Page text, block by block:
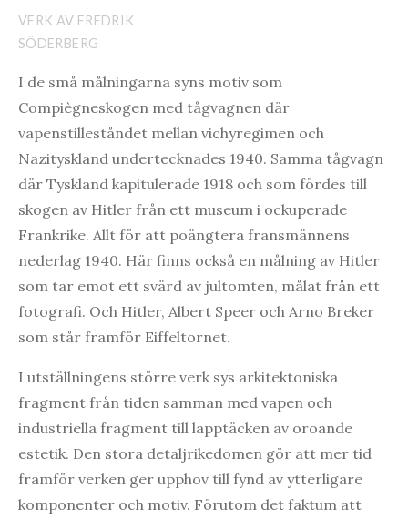
VERK AV FREDRIK
SÖDERBERG
I de små målningarna syns motiv som
Compiègneskogen med tågvagnen där
vapenstilleståndet mellan vichyregimen och
Nazityskland undertecknades 1940. Samma tågvagn
där Tyskland kapitulerade 1918 och som fördes till
skogen av Hitler från ett museum i ockuperade
Frankrike. Allt för att poängtera fransmännens
nederlag 1940. Här finns också en målning av Hitler
som tar emot ett svärd av jultomten, målat från ett
fotografi. Och Hitler, Albert Speer och Arno Breker
som står framför Eiffeltornet.
I utställningens större verk sys arkitektoniska
fragment från tiden samman med vapen och
industriella fragment till lapptäcken av oroande
estetik. Den stora detaljrikedomen gör att mer tid
framför verken ger upphov till fynd av ytterligare
komponenter och motiv. Förutom det faktum att